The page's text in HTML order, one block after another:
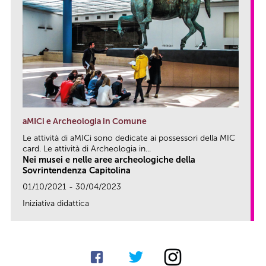
aMICi e Archeologia in Comune
Le attività di aMICi sono dedicate ai possessori della MIC
card. Le attività di Archeologia in...
Nei musei e nelle aree archeologiche della
Sovrintendenza Capitolina
01/10/2021 - 30/04/2023
Iniziativa didattica